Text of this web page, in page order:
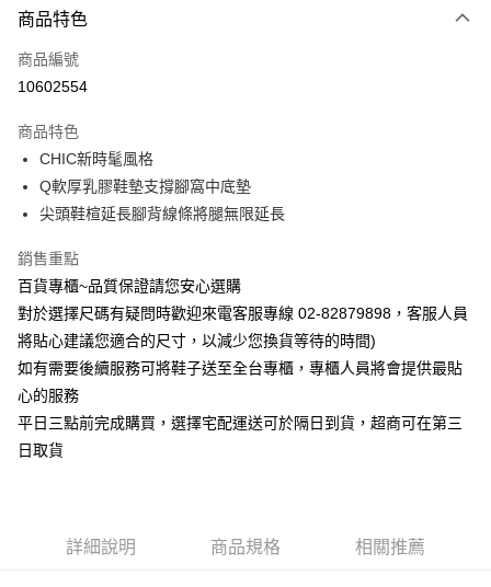
Apple Pay
街口支付
宅配
每筆NT$90，滿NT$1,000(含以上)免運費
商品特色
商品編號
10602554
商品特色
CHIC新時髦風格
Q軟厚乳膠鞋墊支撐腳窩中底墊
尖頭鞋楦延長腳背線條將腿無限延長
銷售重點
百貨專櫃~品質保證請您安心選購
對於選擇尺碼有疑問時歡迎來電客服專線 02-82879898，客服人員
將貼心建議您適合的尺寸，以減少您換貨等待的時間)
如有需要後續服務可將鞋子送至全台專櫃，專櫃人員將會提供最貼
心的服務
平日三點前完成購買，選擇宅配運送可於隔日到貨，超商可在第三
日取貨
詳細說明 商品規格 相關推薦